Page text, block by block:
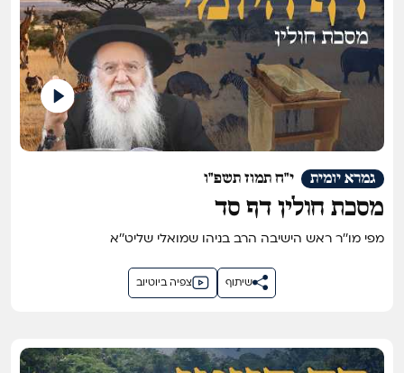
י"ח תמוז תשפ"ו גמרא יומית
מסכת חולין דף סד
מפי מו''ר ראש הישיבה הרב בניהו שמואלי שליט''א
צפיה ביוטיוב שיתוף